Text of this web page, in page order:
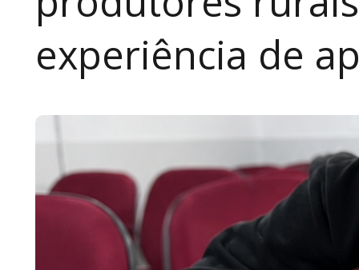
experiência de